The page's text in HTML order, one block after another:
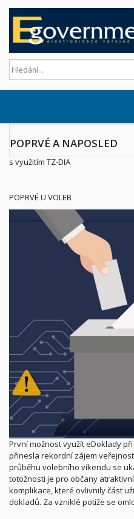
POPRVÉ A NAPOSLED
s využitím TZ-DIA
POPRVÉ U VOLEB
První možnost využít eDoklady
přinesla rekordní zájem
průběhu volebního víkendu se
totožnosti je pro občany
komplikace, které ovlivnily část
dokladů. Za vzniklé potíže se